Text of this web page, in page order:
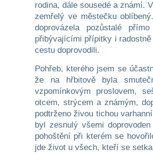
rodina, dále sousedé a známí.
zemřelý ve městečku
doprovázela pozůstalé
přibývajícími přípitky i
cestu doprovodili.
Pohřeb, kterého jsem se
že na hřbitově byla
vzpomínkovým proslovem,
otcem, strýcem a známým,
podtrženo živou tichou
byl zesnulý všemi
pohoštění při kterém se
jde život u všech, kteří se